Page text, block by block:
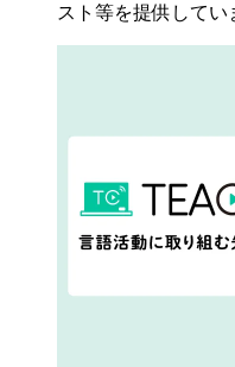
スト等を提供してい